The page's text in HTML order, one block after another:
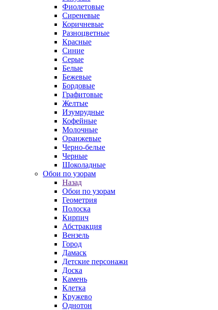
Фиолетовые
Сиреневые
Коричневые
Разноцветные
Красные
Синие
Серые
Белые
Бежевые
Бордовые
Графитовые
Желтые
Изумрудные
Кофейные
Молочные
Оранжевые
Черно-белые
Черные
Шоколадные
Обои по узорам
Назад
Обои по узорам
Геометрия
Полоска
Кирпич
Абстракция
Вензель
Город
Дамаск
Детские персонажи
Доска
Камень
Клетка
Кружево
Однотон